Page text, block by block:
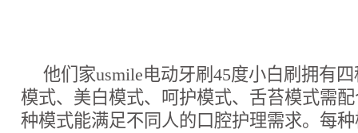
他们家usmile电动牙刷45度小白刷拥有
模式、美白模式、呵护模式、舌苔模式需
种模式能满足不同人的口腔护理需求。每